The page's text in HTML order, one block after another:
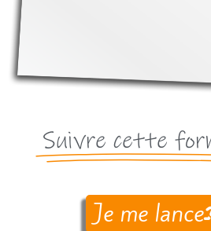
Suivre cette
Je me lance